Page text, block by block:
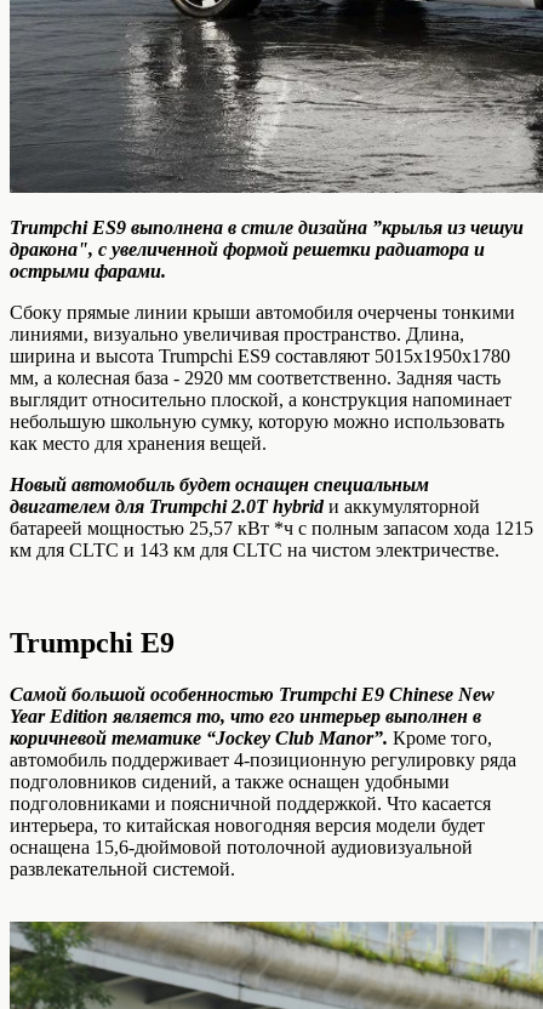
Trumpchi ES9 выполнена в стиле дизайна ”крылья из чешуи
дракона", с увеличенной формой решетки радиатора и
острыми фарами.
Сбоку прямые линии крыши автомобиля очерчены тонкими
линиями, визуально увеличивая пространство. Длина,
ширина и высота Trumpchi ES9 составляют 5015x1950x1780
мм, а колесная база - 2920 мм соответственно. Задняя часть
выглядит относительно плоской, а конструкция напоминает
небольшую школьную сумку, которую можно использовать
как место для хранения вещей.
Новый автомобиль будет оснащен специальным
двигателем для Trumpchi 2.0T hybridи аккумуляторной
батареей мощностью 25,57 кВт *ч с полным запасом хода 1215
км для CLTC и 143 км для CLTC на чистом электричестве.
Trumpchi E9
Самой большой особенностью Trumpchi E9 Chinese New
Year Edition является то, что его интерьер выполнен в
коричневой тематике “Jockey Club Manor”. Кроме того,
автомобиль поддерживает 4-позиционную регулировку ряда
подголовников сидений, а также оснащен удобными
подголовниками и поясничной поддержкой. Что касается
интерьера, то китайская новогодняя версия модели будет
оснащена 15,6-дюймовой потолочной аудиовизуальной
развлекательной системой.